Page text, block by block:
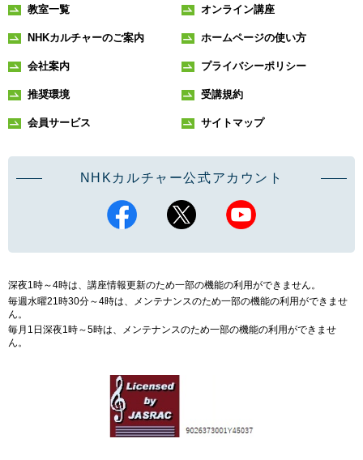
教室一覧 オンライン講座
NHKカルチャーのご案内 ホームページの使い方
会社案内 プライバシーポリシー
推奨環境 受講規約
会員サービス サイトマップ
NHKカルチャー公式アカウント
深夜1時～4時は、講座情報更新のため一部の機能の利用ができません。
毎週水曜21時30分～4時は、メンテナンスのため一部の機能の利用ができませ
ん。
毎月1日深夜1時～5時は、メンテナンスのため一部の機能の利用ができませ
ん。